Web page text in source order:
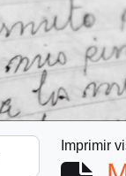
Imprimir